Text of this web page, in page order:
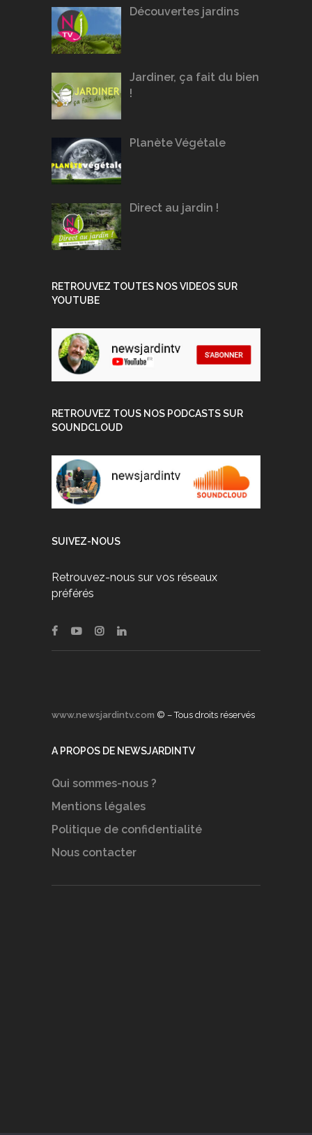
Découvertes jardins
Jardiner, ça fait du bien
!
Planète Végétale
Direct au jardin !
RETROUVEZ TOUTES NOS VIDEOS SUR
YOUTUBE
RETROUVEZ TOUS NOS PODCASTS SUR
SOUNDCLOUD
SUIVEZ-NOUS
Retrouvez-nous sur vos réseaux
préférés
www.newsjardintv.com © – Tous droits réservés
A PROPOS DE NEWSJARDINTV
Qui sommes-nous ?
Mentions légales
Politique de confidentialité
Nous contacter